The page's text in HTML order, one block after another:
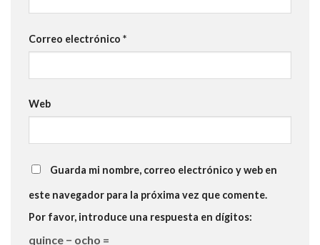
Correo electrónico *
Web
Guarda mi nombre, correo electrónico y web en
este navegador para la próxima vez que comente.
Por favor, introduce una respuesta en dígitos:
quince − ocho =